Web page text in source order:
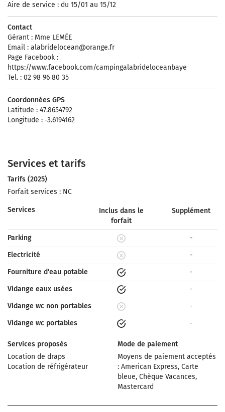
Aire de service : du 15/01 au 15/12
Contact
Gérant : Mme LEMÉE
Email : alabridelocean@orange.fr
Page Facebook :
https://www.facebook.com/campingalabrideloceanbaye
Tel. : 02 98 96 80 35
Coordonnées GPS
Latitude : 47.8654792
Longitude : -3.6194162
Services et tarifs
Tarifs (2025)
Forfait services : NC
Services
Inclus dans le
forfait
Supplément
Parking
-
Electricité
-
Fourniture d'eau potable
-
Vidange eaux usées
-
Vidange wc non portables
-
Vidange wc portables
-
Services proposés
Location de draps
Location de réfrigérateur
Mode de paiement
Moyens de paiement acceptés
: American Express, Carte
bleue, Chèque Vacances,
Mastercard